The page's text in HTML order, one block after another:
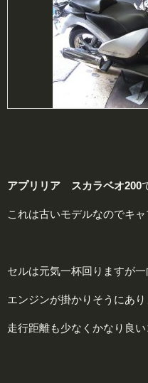
アプリリア スカラベオ200
これは古いモデルなのでキャ
セルは元気一杯回りますが一
エンジンが掛かりそうにあり
走行距離も少なくかなり良い